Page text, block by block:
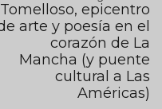
Tomelloso, epicentro
arte y poesía en el
corazón de La
Mancha (y puente
cultural a Las
Américas)